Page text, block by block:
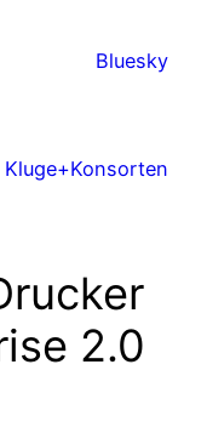
Bluesky
Kluge+Konsorten
2.0